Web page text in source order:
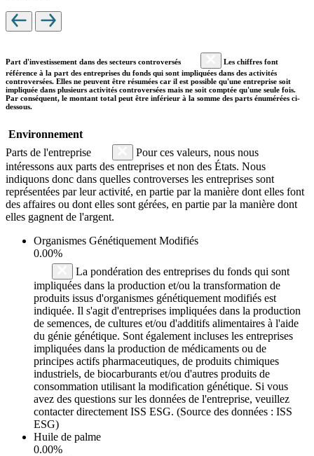
Part d'investissement dans des secteurs controversés
Les chiffres font
référence à la part des entreprises du fonds qui sont impliquées dans des activités
controversées. Elles ne peuvent être résumées car il est possible qu'une entreprise soit
impliquée dans plusieurs activités controversées mais ne soit comptée qu'une seule fois.
Par conséquent, le montant total peut être inférieur à la somme des parts énumérées ci-
dessous.
Environnement
Parts de l'entreprise
Pour ces valeurs, nous nous
intéressons aux parts des entreprises et non des États. Nous
indiquons donc dans quelles controverses les entreprises sont
représentées par leur activité, en partie par la manière dont elles font
des affaires ou dont elles sont gérées, en partie par la manière dont
elles gagnent de l'argent.
Organismes Génétiquement Modifiés
0.00%
La pondération des entreprises du fonds qui sont
impliquées dans la production et/ou la transformation de
produits issus d'organismes génétiquement modifiés est
indiquée. Il s'agit d'entreprises impliquées dans la production
de semences, de cultures et/ou d'additifs alimentaires à l'aide
du génie génétique. Sont également incluses les entreprises
impliquées dans la production de médicaments ou de
principes actifs pharmaceutiques, de produits chimiques
industriels, de biocarburants et/ou d'autres produits de
consommation utilisant la modification génétique. Si vous
avez des questions sur les données de l'entreprise, veuillez
contacter directement ISS ESG. (Source des données : ISS
ESG)
Huile de palme
0.00%